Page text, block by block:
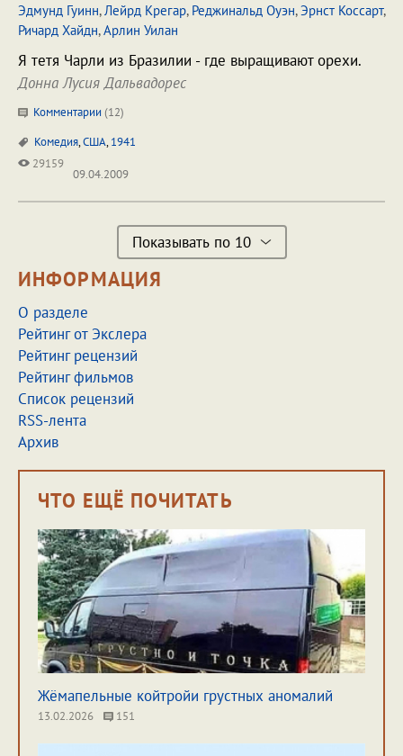
Эдмунд Гуинн,Лейрд Крегар, Реджинальд Оуэн,Эрнст Коссарт,
Ричард Хайдн,Арлин Уилан
Я тетя Чарли из Бразилии - где выращивают орехи.
Донна Лусия Дальвадорес
Комментарии (12)
Комедия,США,1941
29159
09.04.2009
Показывать по 10
ИНФОРМАЦИЯ
О разделе
Рейтинг от Экслера
Рейтинг рецензий
Рейтинг фильмов
Список рецензий
RSS-лента
Архив
ЧТО ЕЩЁ ПОЧИТАТЬ
Жёмапельные койтройи грустных аномалий
13.02.2026 151